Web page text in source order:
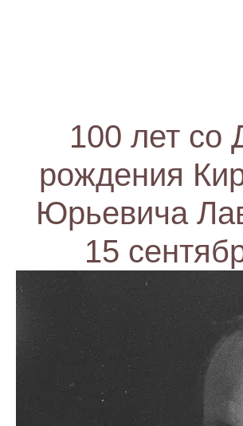
100 лет со
рождения
Юрьевича
15